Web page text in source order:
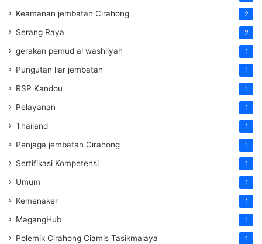
Keamanan jembatan Cirahong 2
Serang Raya 2
gerakan pemud al washliyah 1
Pungutan liar jembatan 1
RSP Kandou 1
Pelayanan 1
Thailand 1
Penjaga jembatan Cirahong 1
Sertifikasi Kompetensi 1
Umum 1
Kemenaker 1
MagangHub 1
Polemik Cirahong Ciamis Tasikmalaya 1